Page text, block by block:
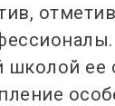
школой